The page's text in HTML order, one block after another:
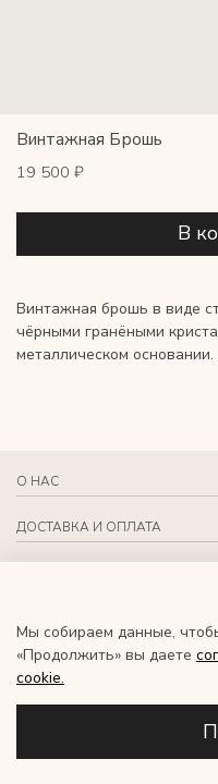
Винтажная Брошь
19 500 ₽
В
Винтажная брошь в виде
чёрными гранёными
металлическом основании.
О НАС
ДОСТАВКА И ОПЛАТА
RU
Мы собираем данные,
«Продолжить» вы даете
сookie.